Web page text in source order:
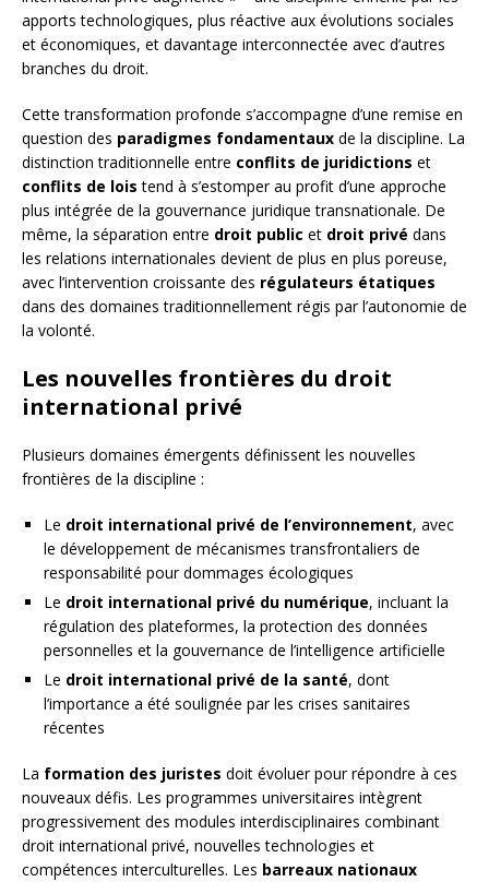
apports technologiques, plus réactive aux évolutions sociales
et économiques, et davantage interconnectée avec d’autres
branches du droit.
Cette transformation profonde s’accompagne d’une remise en
question des paradigmes fondamentaux de la discipline. La
distinction traditionnelle entre conflits de juridictions et
conflits de lois tend à s’estomper au profit d’une approche
plus intégrée de la gouvernance juridique transnationale. De
même, la séparation entre droit public et droit privé dans
les relations internationales devient de plus en plus poreuse,
avec l’intervention croissante des régulateurs étatiques
dans des domaines traditionnellement régis par l’autonomie de
la volonté.
Les nouvelles frontières du droit
international privé
Plusieurs domaines émergents définissent les nouvelles
frontières de la discipline :
Le droit international privé de l’environnement, avec
le développement de mécanismes transfrontaliers de
responsabilité pour dommages écologiques
Le droit international privé du numérique, incluant la
régulation des plateformes, la protection des données
personnelles et la gouvernance de l’intelligence artificielle
Le droit international privé de la santé, dont
l’importance a été soulignée par les crises sanitaires
récentes
La formation des juristes doit évoluer pour répondre à ces
nouveaux défis. Les programmes universitaires intègrent
progressivement des modules interdisciplinaires combinant
droit international privé, nouvelles technologies et
compétences interculturelles. Les barreaux nationaux